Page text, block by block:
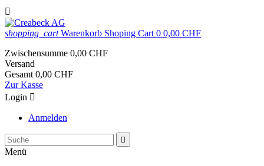

shopping_cart Warenkorb Shoping Cart 0 0,00 CHF
Zwischensumme 0,00 CHF
Versand
Gesamt 0,00 CHF
Zur Kasse
Login 
Anmelden

Menü